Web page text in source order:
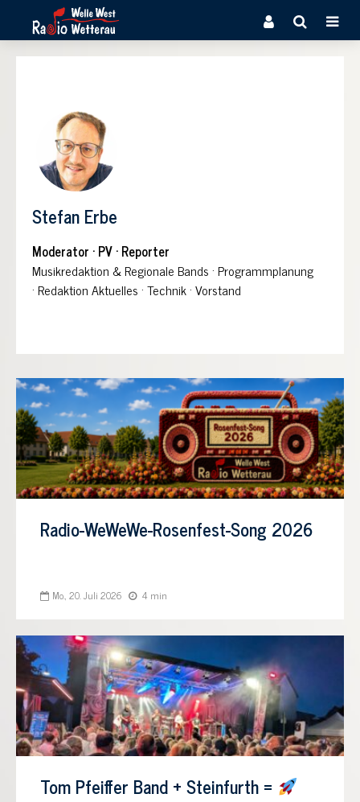
Stefan Erbe
Moderator · PV · Reporter
Musikredaktion & Regionale Bands ·Programmplanung
·Redaktion Aktuelles ·Technik·Vorstand
Radio-WeWeWe-Rosenfest-Song 2026
Mo., 20. Juli 2026 4 min
Tom Pfeiffer Band + Steinfurth =